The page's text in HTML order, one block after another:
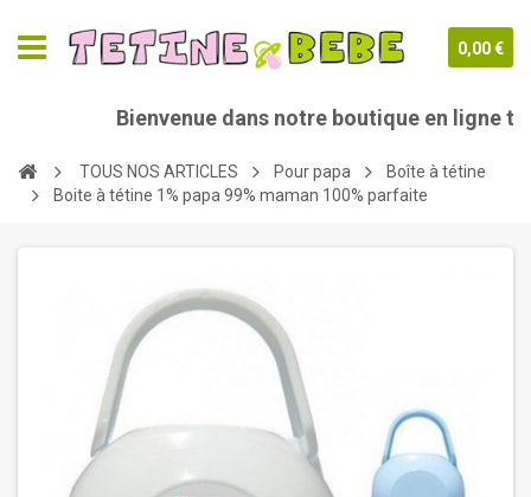
0,00 €
Bienvenue dans notre boutique en ligne
TOUS NOS ARTICLES Pour papa
Boîte à tétine
Boite à tétine 1% papa 99% maman 100% parfaite